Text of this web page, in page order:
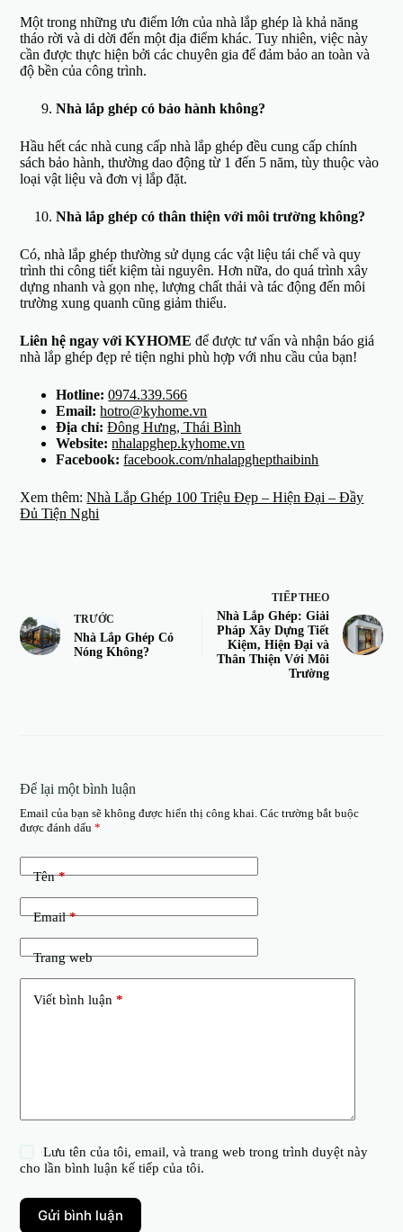
Một trong những ưu điểm lớn của nhà lắp ghép là khả năng
tháo rời và di dời đến một địa điểm khác. Tuy nhiên, việc này
cần được thực hiện bởi các chuyên gia để đảm bảo an toàn và
độ bền của công trình.
Nhà lắp ghép có bảo hành không?
Hầu hết các nhà cung cấp nhà lắp ghép đều cung cấp chính
sách bảo hành, thường dao động từ 1 đến 5 năm, tùy thuộc vào
loại vật liệu và đơn vị lắp đặt.
Nhà lắp ghép có thân thiện với môi trường không?
Có, nhà lắp ghép thường sử dụng các vật liệu tái chế và quy
trình thi công tiết kiệm tài nguyên. Hơn nữa, do quá trình xây
dựng nhanh và gọn nhẹ, lượng chất thải và tác động đến môi
trường xung quanh cũng giảm thiểu.
Liên hệ ngay với KYHOME để được tư vấn và nhận báo giá
nhà lắp ghép đẹp rẻ tiện nghi phù hợp với nhu cầu của bạn!
Hotline: 0974.339.566
Email: hotro@kyhome.vn
Địa chỉ: Đông Hưng, Thái Bình
Website: nhalapghep.kyhome.vn
Facebook: facebook.com/nhalapghepthaibinh
Xem thêm:Nhà Lắp Ghép 100 Triệu Đẹp – Hiện Đại – Đầy
Đủ Tiện Nghi
TRƯỚC
Nhà Lắp Ghép Có
Nóng Không?
TIẾP THEO
Nhà Lắp Ghép: Giải
Pháp Xây Dựng Tiết
Kiệm, Hiện Đại và
Thân Thiện Với Môi
Trường
Để lại một bình luận
Email của bạn sẽ không được hiển thị công khai. Các trường bắt buộc
được đánh dấu*
Tên*
Email*
Trang web
Viết bình luận *
Lưu tên của tôi, email, và trang web trong trình duyệt này
cho lần bình luận kế tiếp của tôi.
Gửi bình luận